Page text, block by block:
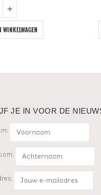
WINKELWAGEN
JE IN VOOR DE